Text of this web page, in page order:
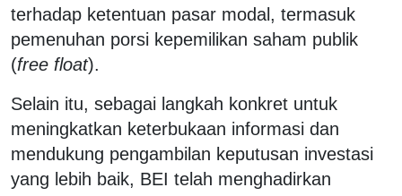
terhadap ketentuan pasar modal, termasuk
pemenuhan porsi kepemilikan saham publik
(free float).
Selain itu, sebagai langkah konkret untuk
meningkatkan keterbukaan informasi dan
mendukung pengambilan keputusan investasi
yang lebih baik, BEI telah menghadirkan